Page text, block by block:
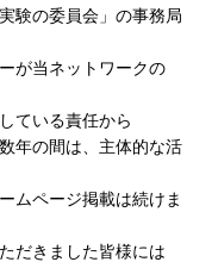
験の委員会」の事務局
が当ネットワークの
ている責任から
年の間は、 主体的な活
ムページ掲載は続けま
だきました皆様には